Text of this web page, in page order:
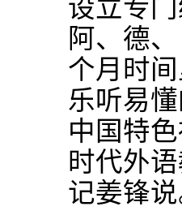
设立专
阿、德
个月时
乐听易
中国特
时代外
记姜锋